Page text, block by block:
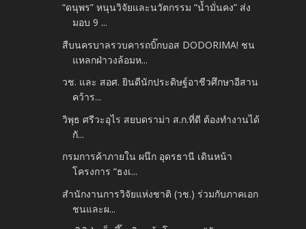
“ดนุพร” หนุนวิจัยและนวัตกรรม “น้ำมั่นคง” ส่ง
มอบ 9 ...
สืบนครบาลรวบคารถบิ๊กบอส DODORIMA! ชน
แหลกฝ่าวงล้อมห...
วช. และ สอศ. ยินดีนักประดิษฐ์อาชีวศึกษาอีสาน
คว้าร...
วิพุธ ศรีวะอุไร สยบดราม่า ส.ก.ที่ดี ต้องทำงานได้
กั...
กรมการค้าภายใน ผนึก อุดรธานี เดินหน้า
โครงการ “ธงเ...
สำนักงานการวิจัยแห่งชาติ (วช.) ร่วมกับภาคเอก
ชนและผ...